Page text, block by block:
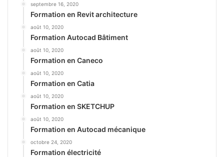
septembre 16, 2020
Formation en Revit architecture
août 10, 2020
Formation Autocad Bâtiment
août 10, 2020
Formation en Caneco
août 10, 2020
Formation en Catia
août 10, 2020
Formation en SKETCHUP
août 10, 2020
Formation en Autocad mécanique
octobre 24, 2020
Formation électricité